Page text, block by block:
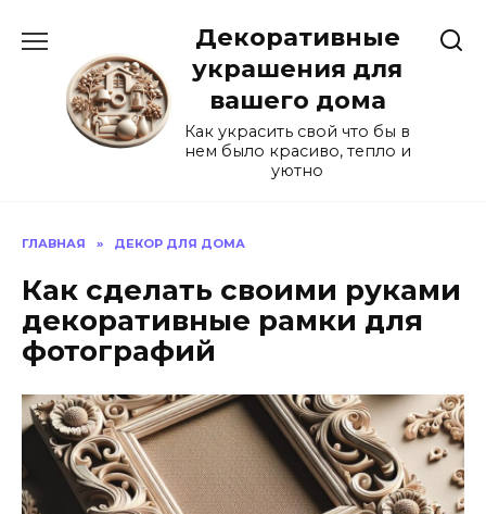
содержанию
Декоративные
украшения для
вашего дома
Как украсить свой что бы в
нем было красиво, тепло и
уютно
ГЛАВНАЯ » ДЕКОР ДЛЯ ДОМА
Как сделать своими руками
декоративные рамки для
фотографий